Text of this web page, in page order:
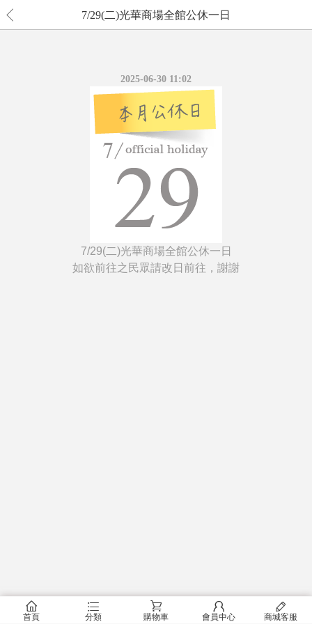
7/29(二)光華商場全館公休一日
2025-06-30 11:02
7/29(二)光華商場全館公休一日
如欲前往之民眾請改日前往，謝謝
󰂠
首頁
󰂦
分類
󰂟
購物車
󰂢
會員中心
󰄦
商城客服